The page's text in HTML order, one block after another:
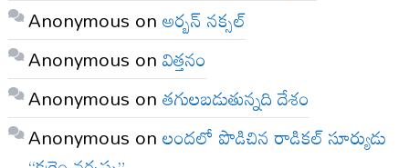
Anonymous onఅర్బన్ నక్సల్
Anonymous onవిత్తనం
Anonymous onతగులబడుతున్నది దేశం
Anonymous onలందలో పొడిచిన రాడికల్ సూర్యుడు